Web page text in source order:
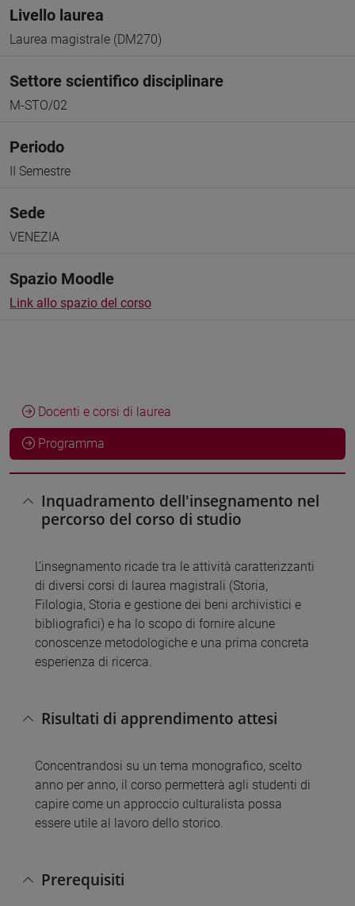
Livello laurea
Laurea magistrale (DM270)
Settore scientifico disciplinare
M-STO/02
Periodo
II Semestre
Sede
VENEZIA
Spazio Moodle
Link allo spazio del corso
Docenti e corsi di laurea
Programma
Inquadramento dell'insegnamento nel
percorso del corso di studio
L’insegnamento ricade tra le attività caratterizzanti
di diversi corsi di laurea magistrali (Storia,
Filologia, Storia e gestione dei beni archivistici e
bibliografici) e ha lo scopo di fornire alcune
conoscenze metodologiche e una prima concreta
esperienza di ricerca.
Risultati di apprendimento attesi
Concentrandosi su un tema monografico, scelto
anno per anno, il corso permetterà agli studenti di
capire come un approccio culturalista possa
essere utile al lavoro dello storico.
Prerequisiti